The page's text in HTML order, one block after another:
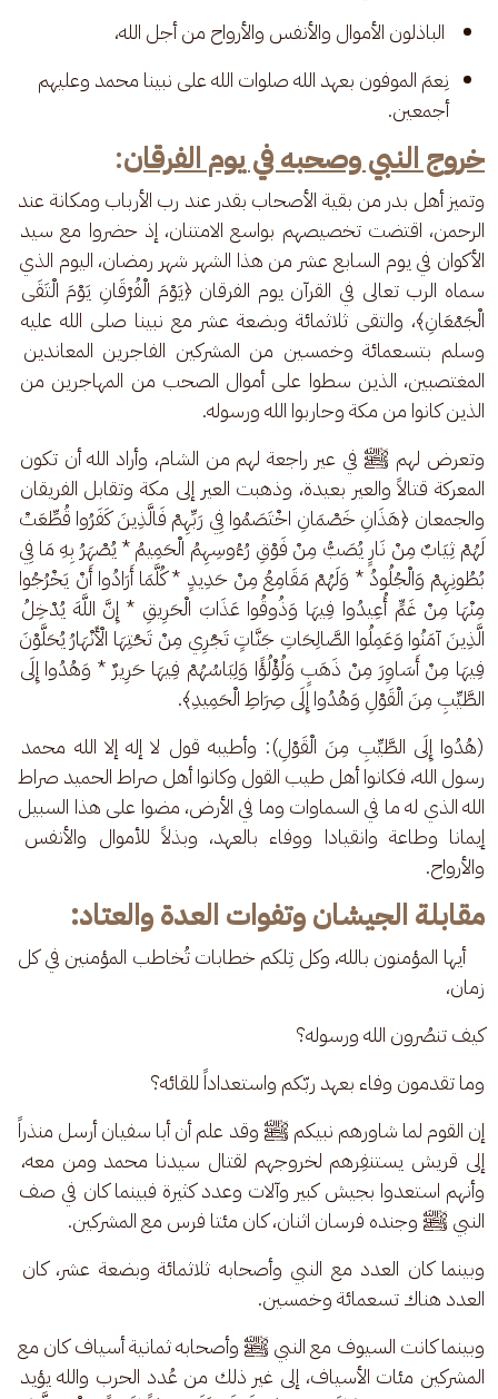
الباذلون الأموال والأنفس والأرواح من أجل الله،
نِعمَ الموفون بعهد الله صلوات الله على نبينا محمد وعليهم
أجمعين.
خروج النبي وصحبه في يوم الفرقان:
وتميز أهل بدر من بقية الأصحاب بقدر عند رب الأرباب ومكانة عند
الرحمن، اقتضت تخصيصهم بواسع الامتنان، إذ حضروا مع سيد
الأكوان في يوم السابع عشر من هذا الشهر شهر رمضان، اليوم الذي
سماه الرب تعالى في القرآن يوم الفرقان ﴿يَوْمَ الْفُرْقَانِ يَوْمَ الْتَقَى
الْجَمْعَانِ﴾، والتقى ثلاثمائة وبضعة عشر مع نبينا صلى الله عليه
وسلم بتسعمائة وخمسين من المشركين الفاجرين المعاندين
المغتصبين، الذين سطوا على أموال الصحب من المهاجرين من
الذين كانوا من مكة وحاربوا الله ورسوله.
وتعرض لهم ﷺ في عير راجعة لهم من الشام، وأراد الله أن تكون
المعركة قتالاً والعير بعيدة، وذهبت العير إلى مكة وتقابل الفريقان
والجمعان ﴿هَذَانِ خَصْمَانِ اخْتَصَمُوا فِي رَبِّهِمْ فَالَّذِينَ كَفَرُوا قُطِّعَتْ
لَهُمْ ثِيَابٌ مِنْ نَارٍ يُصَبُّ مِنْ فَوْقِ رُءُوسِهِمُ الْحَمِيمُ * يُصْهَرُ بِهِ مَا فِي
بُطُونِهِمْ وَالْجُلُودُ * وَلَهُمْ مَقَامِعُ مِنْ حَدِيدٍ * كُلَّمَا أَرَادُوا أَنْ يَخْرُجُوا
مِنْهَا مِنْ غَمٍّ أُعِيدُوا فِيهَا وَذُوقُوا عَذَابَ الْحَرِيقِ * إِنَّ اللَّهَ يُدْخِلُ
الَّذِينَ آمَنُوا وَعَمِلُوا الصَّالِحَاتِ جَنَّاتٍ تَجْرِي مِنْ تَحْتِهَا الْأَنْهَارُ يُحَلَّوْنَ
فِيهَا مِنْ أَسَاوِرَ مِنْ ذَهَبٍ وَلُؤْلُؤًا وَلِبَاسُهُمْ فِيهَا حَرِيرٌ * وَهُدُوا إِلَى
الطَّيِّبِ مِنَ الْقَوْلِ وَهُدُوا إِلَى صِرَاطِ الْحَمِيدِ﴾.
(هُدُوا إِلَى الطَّيِّبِ مِنَ الْقَوْلِ): وأطيبه قول لا إله إلا الله محمد
رسول الله، فكانوا أهل طيب القول وكانوا أهل صراط الحميد صراط
الله الذي له ما في السماوات وما في الأرض، مضوا على هذا السبيل
إيمانا وطاعة وانقيادا ووفاء بالعهد، وبذلاً للأموال والأنفس
والأرواح.
مقابلة الجيشان وتفوات العدة والعتاد:
أيها المؤمنون بالله، وكل تِلكم خطابات تُخاطب المؤمنين في كل
زمان،
كيف تنصُرون الله ورسوله؟
وما تقدمون وفاء بعهد ربّكم واستعداداً للقائه؟
إن القوم لما شاورهم نبيكم ﷺ وقد علم أن أبا سفيان أرسل منذراً
إلى قريش يستنفِرهم لخروجهم لقتال سيدنا محمد ومن معه،
وأنهم استعدوا بجيش كبير وآلات وعدد كثيرة فبينما كان في صف
النبي ﷺ وجنده فرسان اثنان، كان مئتا فرس مع المشركين.
وبينما كان العدد مع النبي وأصحابه ثلاثمائة وبضعة عشر، كان
العدد هناك تسعمائة وخمسين.
وبينما كانت السيوف مع النبي ﷺ وأصحابه ثمانية أسياف كان مع
المشركين مئات الأسياف، إلى غير ذلك من عُدد الحرب والله يؤيد